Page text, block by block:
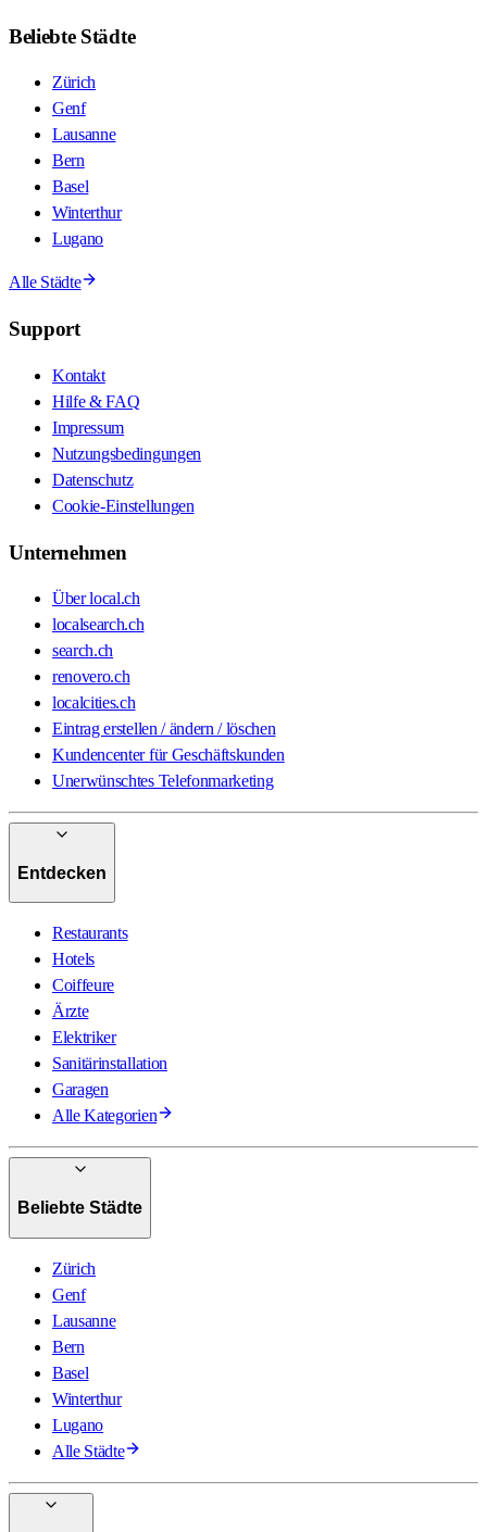
Beliebte Städte
Zürich
Genf
Lausanne
Bern
Basel
Winterthur
Lugano
Alle Städte
Support
Kontakt
Hilfe & FAQ
Impressum
Nutzungsbedingungen
Datenschutz
Cookie-Einstellungen
Unternehmen
Über local.ch
localsearch.ch
search.ch
renovero.ch
localcities.ch
Eintrag erstellen / ändern / löschen
Kundencenter für Geschäftskunden
Unerwünschtes Telefonmarketing
Entdecken
Restaurants
Hotels
Coiffeure
Ärzte
Elektriker
Sanitärinstallation
Garagen
Alle Kategorien
Beliebte Städte
Zürich
Genf
Lausanne
Bern
Basel
Winterthur
Lugano
Alle Städte